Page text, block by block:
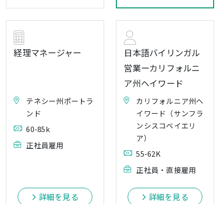
経理マネージャー
テネシー州ポートラ
ンド
60-85k
正社員雇用
詳細を見る
日本語バイリンガル
営業ーカリフォルニ
ア州ヘイワード
カリフォルニア州ヘ
イワード（サンフラ
ンシスコベイエリ
ア）
55-62K
正社員・直接雇用
詳細を見る